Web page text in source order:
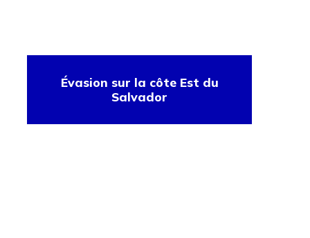
Évasion sur la côte Est du
Salvador